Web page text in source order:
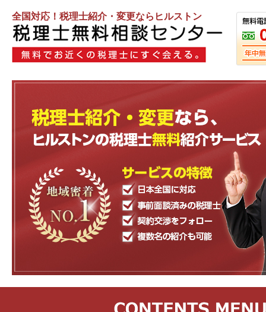
全国対応！税理士紹介・変更ならヒルストン